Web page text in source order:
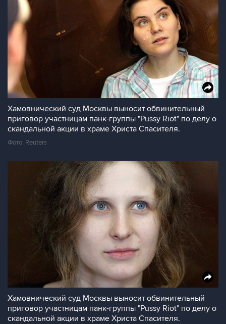
Хамовнический суд Москвы выносит обвинительный
приговор участницам панк-группы "Pussy Riot" по делу о
скандальной акции в храме Христа Спасителя.
Фото: Reuters
Хамовнический суд Москвы выносит обвинительный
приговор участницам панк-группы "Pussy Riot" по делу о
скандальной акции в храме Христа Спасителя.